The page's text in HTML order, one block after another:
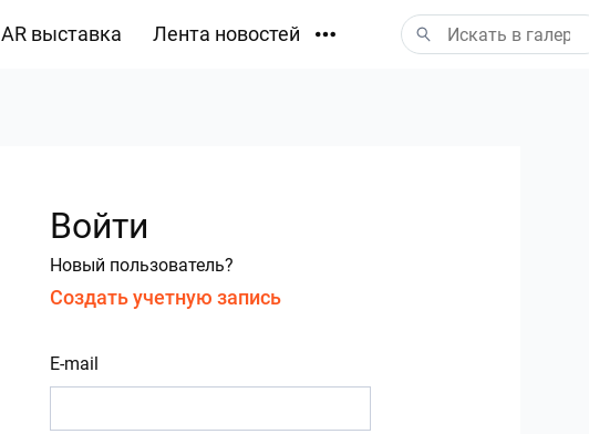
AR выставка Лента новостей
Войти
Новый пользователь?
Создать учетную запись
E-mail